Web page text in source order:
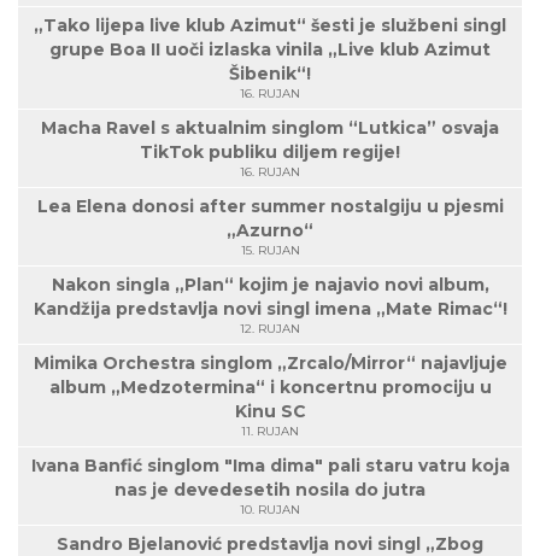
„Tako lijepa live klub Azimut“ šesti je službeni singl
grupe Boa II uoči izlaska vinila „Live klub Azimut
Šibenik“!
16. RUJAN
Macha Ravel s aktualnim singlom “Lutkica” osvaja
TikTok publiku diljem regije!
16. RUJAN
Lea Elena donosi after summer nostalgiju u pjesmi
„Azurno“
15. RUJAN
Nakon singla „Plan“ kojim je najavio novi album,
Kandžija predstavlja novi singl imena „Mate Rimac“!
12. RUJAN
Mimika Orchestra singlom „Zrcalo/Mirror“ najavljuje
album „Medzotermina“ i koncertnu promociju u
Kinu SC
11. RUJAN
Ivana Banfić singlom "Ima dima" pali staru vatru koja
nas je devedesetih nosila do jutra
10. RUJAN
Sandro Bjelanović predstavlja novi singl „Zbog